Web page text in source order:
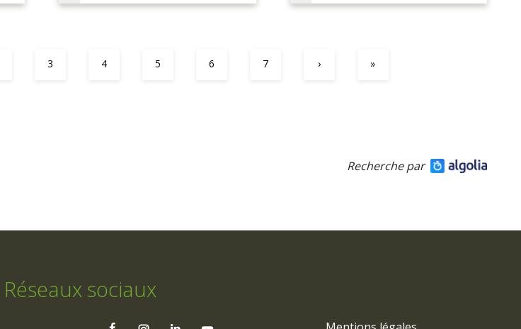
3 4 5 6 7 › »
Recherche par
Réseaux sociaux